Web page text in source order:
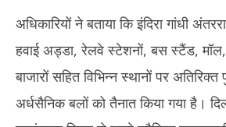
अधिकारियों ने बताया कि इंदिरा गांधी
हवाई अड्डा, रेलवे स्टेशनों, बस स्टैंड,
बाजारों सहित विभिन्न स्थानों पर
अर्धसैनिक बलों को तैनात किया गया है।